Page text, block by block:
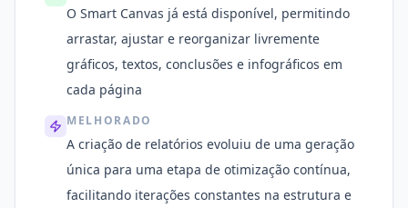
O Smart Canvas já está disponível, permitindo
arrastar, ajustar e reorganizar livremente
gráficos, textos, conclusões e infográficos em
cada página
MELHORADO
A criação de relatórios evoluiu de uma geração
única para uma etapa de otimização contínua,
facilitando iterações constantes na estrutura e